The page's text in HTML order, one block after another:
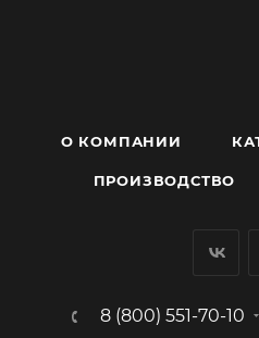
О КОМПАНИИ
ПРОИЗВОДСТВО
8 (800) 551-70-10